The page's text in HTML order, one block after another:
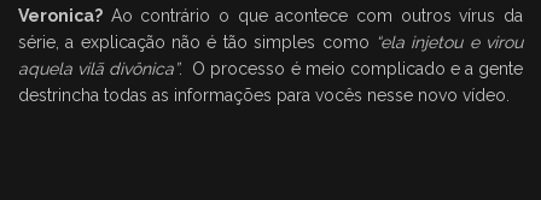
Veronica? Ao contrário o que acontece com outros vírus da
série, a explicação não é tão simples como “ela injetou e virou
aquela vilã divônica”. O processo é meio complicado e a gente
destrincha todas as informações para vocês nesse novo vídeo.